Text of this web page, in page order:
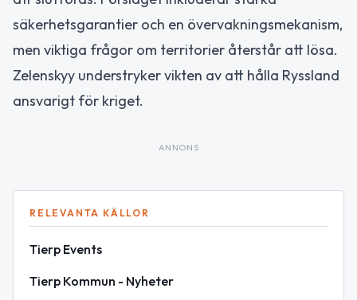
säkerhetsgarantier och en övervakningsmekanism,
men viktiga frågor om territorier återstår att lösa.
Zelenskyy understryker vikten av att hålla Ryssland
ansvarigt för kriget.
ANNONS
RELEVANTA KÄLLOR
Tierp Events
Tierp Kommun - Nyheter